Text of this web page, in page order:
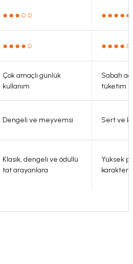
Gönder
●●●○○ ●●●●●
●●●●○ ●●●●○
Çok amaçlı günlük
kullanım
Sabah
tüketim
Dengeli ve meyvemsi Sert ve
Klasik, dengeli ve ödüllü
tat arayanlara
Yüksek
karakter